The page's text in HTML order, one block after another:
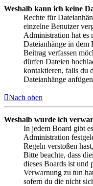
Weshalb kann ich keine
Rechte für
einzelne Benutzer
Administration hat es
Dateianhänge in dem
Beitrag verfassen
dürfen Dateien
kontaktieren, falls du
Dateianhänge
Nach oben
Weshalb wurde ich
In jedem Board gibt
Administration
Regeln verstoßen
Bitte beachte, dass
dieses Boards ist
Verwarnung zu tun
sofern du die nicht